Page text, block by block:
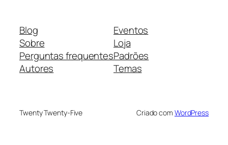
Blog
Sobre
Perguntas frequentes
Autores
Eventos
Loja
Padrões
Temas
Twenty Twenty-Five Criado com WordPress